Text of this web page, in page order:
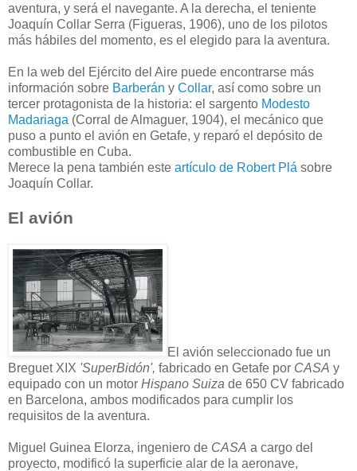
aventura, y será el navegante. A la derecha, el teniente
Joaquín Collar Serra (Figueras, 1906), uno de los pilotos
más hábiles del momento, es el elegido para la aventura.
En la web del Ejército del Aire puede encontrarse más
información sobre Barberán y Collar, así como sobre un
tercer protagonista de la historia: el sargento Modesto
Madariaga (Corral de Almaguer, 1904), el mecánico que
puso a punto el avión en Getafe, y reparó el depósito de
combustible en Cuba.
Merece la pena también este artículo de Robert Plá sobre
Joaquín Collar.
El avión
El avión seleccionado fue un
Breguet XIX 'SuperBidón', fabricado en Getafe por CASA y
equipado con un motor Hispano Suiza de 650 CV fabricado
en Barcelona, ambos modificados para cumplir los
requisitos de la aventura.
Miguel Guinea Elorza, ingeniero de CASA a cargo del
proyecto, modificó la superficie alar de la aeronave,